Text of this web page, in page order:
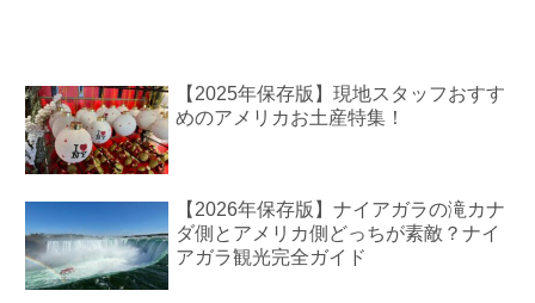
【2025年保存版】現地スタッフおすす
めのアメリカお土産特集！
【2026年保存版】ナイアガラの滝カナ
ダ側とアメリカ側どっちが素敵？ナイ
アガラ観光完全ガイド